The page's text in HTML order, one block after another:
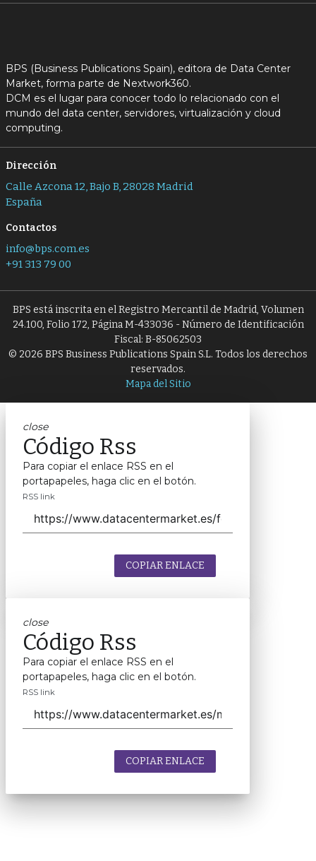
BPS (Business Publications Spain), editora de Data Center
Market, forma parte de Nextwork360.
DCM es el lugar para conocer todo lo relacionado con el
mundo del data center, servidores, virtualización y cloud
computing.
Dirección
Calle Azcona 12, Bajo B, 28028 Madrid
España
Contactos
info@bps.com.es
+91 313 79 00
BPS está inscrita en el Registro Mercantil de Madrid, Volumen
24.100, Folio 172, Página M-433036 - Número de Identificación
Fiscal: B-85062503
© 2026 BPS Business Publications Spain S.L. Todos los derechos
reservados.
Mapa del Sitio
close
Código Rss
Para copiar el enlace RSS en el
portapapeles, haga clic en el botón.
RSS link
COPIAR ENLACE
close
Código Rss
Para copiar el enlace RSS en el
portapapeles, haga clic en el botón.
RSS link
COPIAR ENLACE